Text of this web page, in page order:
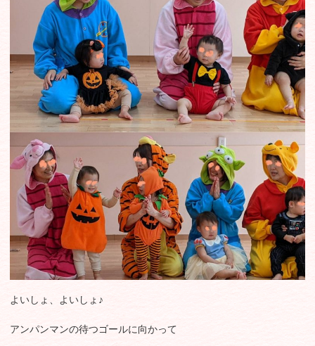
よいしょ、よいしょ♪
アンパンマンの待つゴールに向かって